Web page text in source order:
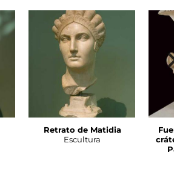
Retrato de Matidia
Escultura